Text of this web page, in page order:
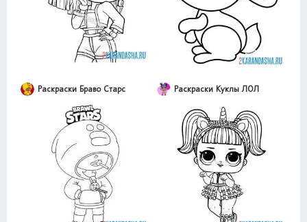
Раскраски Браво Старс Раскраски Куклы ЛОЛ